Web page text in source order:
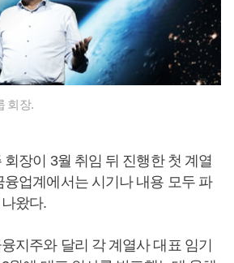
회장.
장이 3월 취임 뒤 진행한 첫 계열
융업계에서는 시기나 내용 모두 파
왔다.
지주와 달리 각 계열사 대표 임기